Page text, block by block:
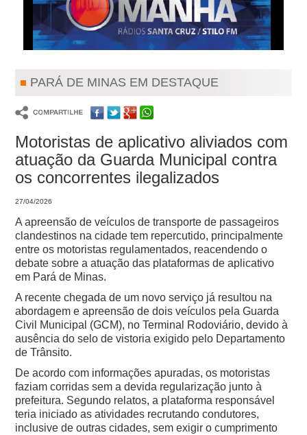
PARÁ DE MINAS EM DESTAQUE
Motoristas de aplicativo aliviados com
atuação da Guarda Municipal contra
os concorrentes ilegalizados
27/04/2026
A apreensão de veículos de transporte de passageiros
clandestinos na cidade tem repercutido, principalmente
entre os motoristas regulamentados, reacendendo o
debate sobre a atuação das plataformas de aplicativo
em Pará de Minas.
A recente chegada de um novo serviço já resultou na
abordagem e apreensão de dois veículos pela Guarda
Civil Municipal (GCM), no Terminal Rodoviário, devido à
ausência do selo de vistoria exigido pelo Departamento
de Trânsito.
De acordo com informações apuradas, os motoristas
faziam corridas sem a devida regularização junto à
prefeitura. Segundo relatos, a plataforma responsável
teria iniciado as atividades recrutando condutores,
inclusive de outras cidades, sem exigir o cumprimento